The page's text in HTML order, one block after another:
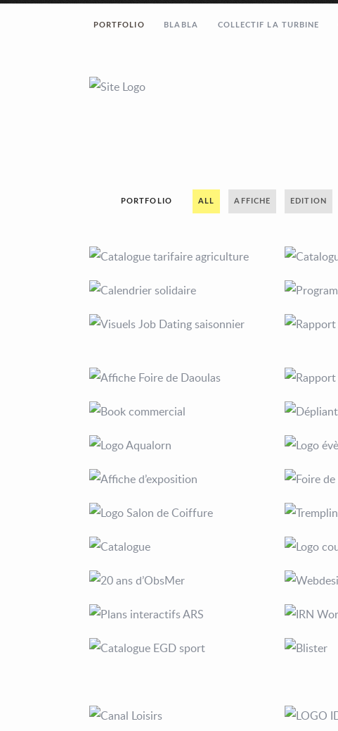
PORTFOLIO BLABLA COLLECTIF LA TURBINE
PORTFOLIO ALL AFFICHE EDITION